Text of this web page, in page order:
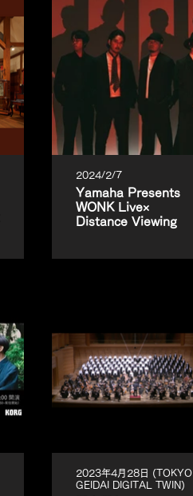
2024/2/7
Yamaha Presents
WONK Live×
Distance Viewing
2023年4月28日 (TOKYO
GEIDAI DIGITAL TWIN)